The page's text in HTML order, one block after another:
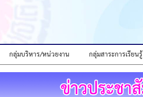
กลุ่มบริหาร/หน่วยงาน กลุ่มสาระการเรียนรู้